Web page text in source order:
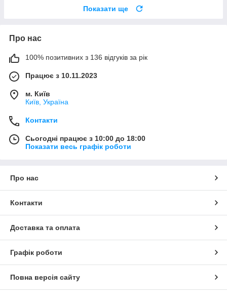
Показати ще
Про нас
100% позитивних з 136 відгуків за рік
Працює з 10.11.2023
м. Київ
Київ, Україна
Контакти
Сьогодні працює з 10:00 до 18:00
Показати весь графік роботи
Про нас
Контакти
Доставка та оплата
Графік роботи
Повна версія сайту